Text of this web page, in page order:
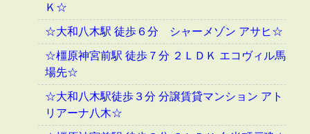
Ｋ☆
☆大和八木駅 徒歩６分 シャーメゾン アサヒ☆
☆橿原神宮前駅 徒歩７分 ２ＬＤＫ エコヴィル馬
場先☆
☆大和八木駅徒歩３分 分譲賃貸マンション アト
リアーナ八木☆